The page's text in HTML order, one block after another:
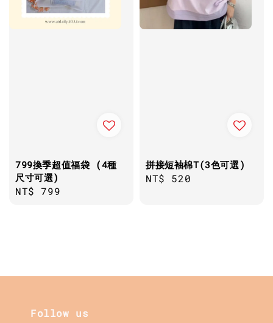
799換季超值福袋 (4種
尺寸可選)
Regular
NT$ 799
拼接短袖棉T(3色可選)
Regular
NT$ 520
Follow us